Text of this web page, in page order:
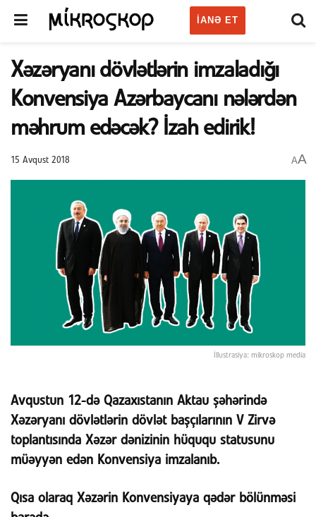
IANƏ ET
Xəzəryanı dövlətlərin imzaladığı
Konvensiya Azərbaycanı nələrdən
məhrum edəcək? İzah edirik!
15 Avqust 2018 AA
İllustrasiya: mikroskop media
Avqustun 12-də Qazaxıstanın Aktau şəhərində
Xəzəryanı dövlətlərin dövlət başçılarının V Zirvə
toplantısında Xəzər dənizinin hüququ statusunu
müəyyən edən Konvensiya imzalanıb.
Qısa olaraq Xəzərin Konvensiyaya qədər bölünməsi